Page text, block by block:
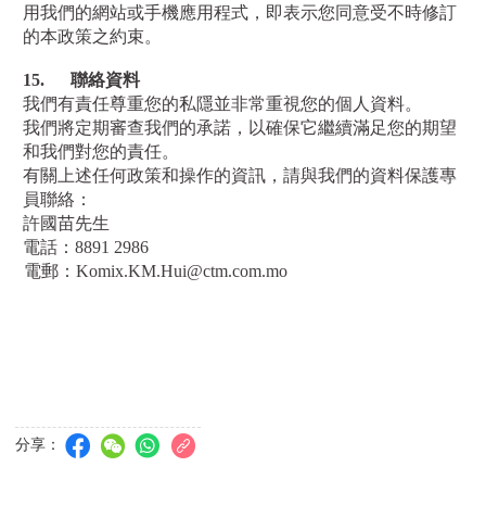
用我們的網站或手機應用程式，即表示您同意受不時修訂
的本政策之約束。
15.
聯絡資料
我們有責任尊重您的私隱並非常重視您的個人資料。
我們將定期審查我們的承諾，以確保它繼續滿足您的期望
和我們對您的責任。
有關上述任何政策和操作的資訊，請與我們的資料保護專
員聯絡：
許國苗先生
電話：8891 2986
電郵： Komix.KM.Hui@ctm.com.mo
分享：